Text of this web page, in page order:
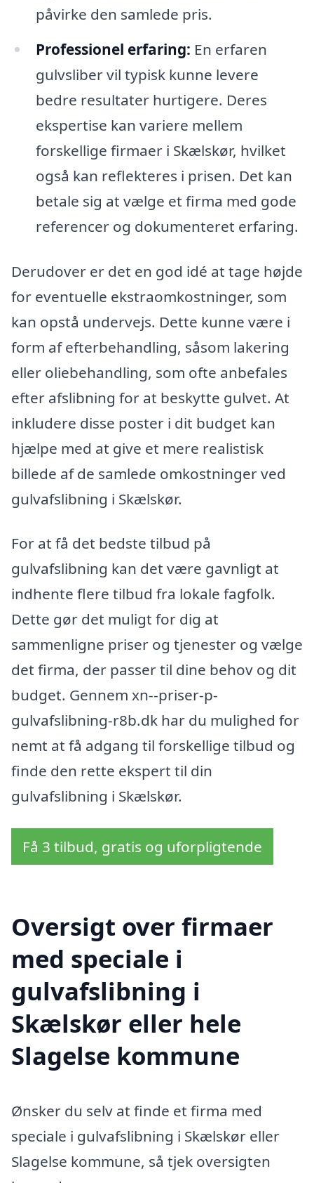
påvirke den samlede pris.
Professionel erfaring: En erfaren
gulvsliber vil typisk kunne levere
bedre resultater hurtigere. Deres
ekspertise kan variere mellem
forskellige firmaer i Skælskør, hvilket
også kan reflekteres i prisen. Det kan
betale sig at vælge et firma med gode
referencer og dokumenteret erfaring.
Derudover er det en god idé at tage højde
for eventuelle ekstraomkostninger, som
kan opstå undervejs. Dette kunne være i
form af efterbehandling, såsom lakering
eller oliebehandling, som ofte anbefales
efter afslibning for at beskytte gulvet. At
inkludere disse poster i dit budget kan
hjælpe med at give et mere realistisk
billede af de samlede omkostninger ved
gulvafslibning i Skælskør.
For at få det bedste tilbud på
gulvafslibning kan det være gavnligt at
indhente flere tilbud fra lokale fagfolk.
Dette gør det muligt for dig at
sammenligne priser og tjenester og vælge
det firma, der passer til dine behov og dit
budget. Gennem xn--priser-p-
gulvafslibning-r8b.dk har du mulighed for
nemt at få adgang til forskellige tilbud og
finde den rette ekspert til din
gulvafslibning i Skælskør.
Få 3 tilbud, gratis og uforpligtende
Oversigt over firmaer
med speciale i
gulvafslibning i
Skælskør eller hele
Slagelse kommune
Ønsker du selv at finde et firma med
speciale i gulvafslibning i Skælskør eller
Slagelse kommune, så tjek oversigten